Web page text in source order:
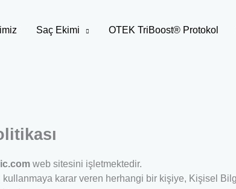
Saç Ekimi OTEK TriBoost® Protokol
web sitesini işletmektedir.
karar veren herhangi bir kişiye, Kişisel